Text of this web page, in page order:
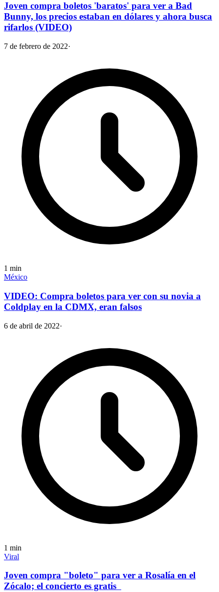
Joven compra boletos 'baratos' para ver a Bad
Bunny, los precios estaban en dólares y ahora busca
rifarlos (VIDEO)
7 de febrero de 2022·
1 min
México
VIDEO: Compra boletos para ver con su novia a
Coldplay en la CDMX, eran falsos
6 de abril de 2022·
1 min
Viral
Joven compra "boleto" para ver a Rosalía en el
Zócalo; el concierto es gratis